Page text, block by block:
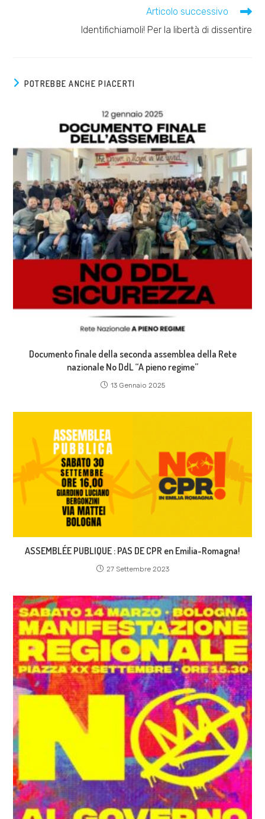
Articolo successivo
Identifichiamoli! Per la libertà di dissentire
POTREBBE ANCHE PIACERTI
Documento finale della seconda assemblea della Rete
nazionale No DdL “A pieno regime”
13 Gennaio 2025
ASSEMBLÉE PUBLIQUE : PAS DE CPR en Emilia-Romagna!
27 Settembre 2023